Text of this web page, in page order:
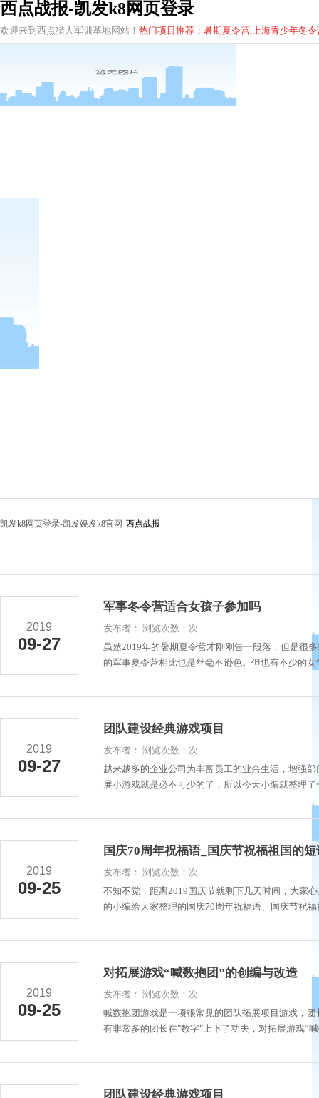
西点战报-凯发k8网页登录
欢迎来到西点猎人军训基地网站！ 热门项目推荐：暑期夏令营,上海青少年冬令
凯发k8网页登录-凯发娱发k8官网 西点战报
2019
09-27
军事冬令营适合女孩子参加吗
发布者： 浏览次数：次
虽然2019年的暑期夏令营才刚刚告一段落，但是很
的军事夏令营相比也是丝毫不逊色。但也有不少的
2019
09-27
团队建设经典游戏项目
发布者： 浏览次数：次
越来越多的企业公司为丰富员工的业余生活，增强
展小游戏就是必不可少的了，所以今天小编就整理
2019
09-25
国庆70周年祝福语_国庆节祝福祖国的短
发布者： 浏览次数：次
不知不觉，距离2019国庆节就剩下几天时间，大家
的小编给大家整理的国庆70周年祝福语、国庆节祝
2019
09-25
对拓展游戏“喊数抱团”的创编与改造
发布者： 浏览次数：次
喊数抱团游戏是一项很常见的团队拓展项目游戏，
有非常多的团长在"数字"上下了功夫，对拓展游戏“
团队建设经典游戏项目